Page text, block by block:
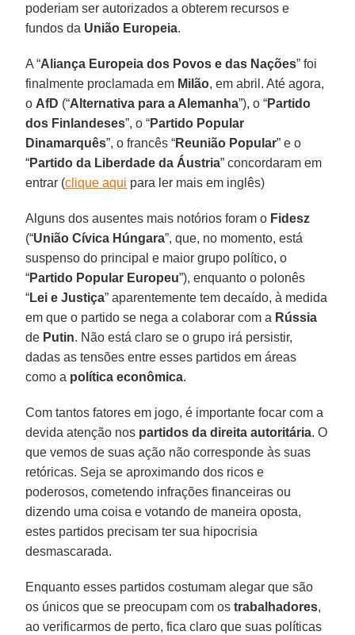
poderiam ser autorizados a obterem recursos e
fundos da União Europeia.
A “Aliança Europeia dos Povos e das Nações” foi
finalmente proclamada em Milão, em abril. Até agora,
o AfD (“Alternativa para a Alemanha”), o “Partido
dos Finlandeses”, o “Partido Popular
Dinamarquês”, o francês “Reunião Popular” e o
“Partido da Liberdade da Áustria” concordaram em
entrar (clique aqui para ler mais em inglês)
Alguns dos ausentes mais notórios foram o Fidesz
(“União Cívica Húngara”, que, no momento, está
suspenso do principal e maior grupo político, o
“Partido Popular Europeu”), enquanto o polonês
“Lei e Justiça” aparentemente tem decaído, à medida
em que o partido se nega a colaborar com a Rússia
de Putin. Não está claro se o grupo irá persistir,
dadas as tensões entre esses partidos em áreas
como a política econômica.
Com tantos fatores em jogo, é importante focar com a
devida atenção nos partidos da direita autoritária. O
que vemos de suas ação não corresponde às suas
retóricas. Seja se aproximando dos ricos e
poderosos, cometendo infrações financeiras ou
dizendo uma coisa e votando de maneira oposta,
estes partidos precisam ter sua hipocrisia
desmascarada.
Enquanto esses partidos costumam alegar que são
os únicos que se preocupam com ostrabalhadores,
ao verificarmos de perto, fica claro que suas políticas